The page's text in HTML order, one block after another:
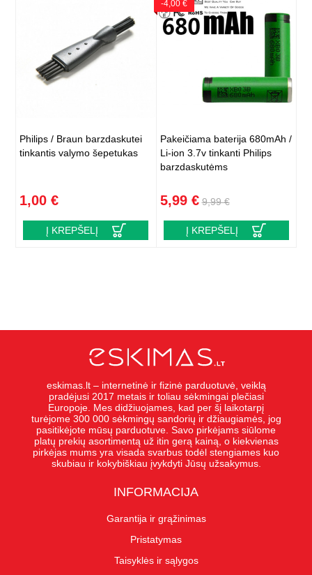
Philips / Braun barzdaskutei
tinkantis valymo šepetukas
1,00 €
Į KREPŠELĮ
-4,00 €
Pakeičiama baterija 680mAh /
Li-ion 3.7v tinkanti Philips
barzdaskutėms
5,99 € 9,99 €
Į KREPŠELĮ
eskimas.lt – internetinė ir fizinė parduotuvė, veiklą
pradėjusi 2017 metais ir toliau sėkmingai plečiasi
Europoje. Mes didžiuojames, kad per šį laikotarpį
turėjome 300 000 sėkmingų sandorių ir džiaugiamės, jog
pasitikėjote mūsų parduotuve. Savo pirkėjams siūlome
platų prekių asortimentą už itin gerą kainą, o kiekvienas
pirkėjas mums yra visada svarbus todėl stengiames kuo
skubiau ir kokybiškiau įvykdyti Jūsų užsakymus.
INFORMACIJA
Garantija ir grąžinimas
Pristatymas
Taisyklės ir sąlygos